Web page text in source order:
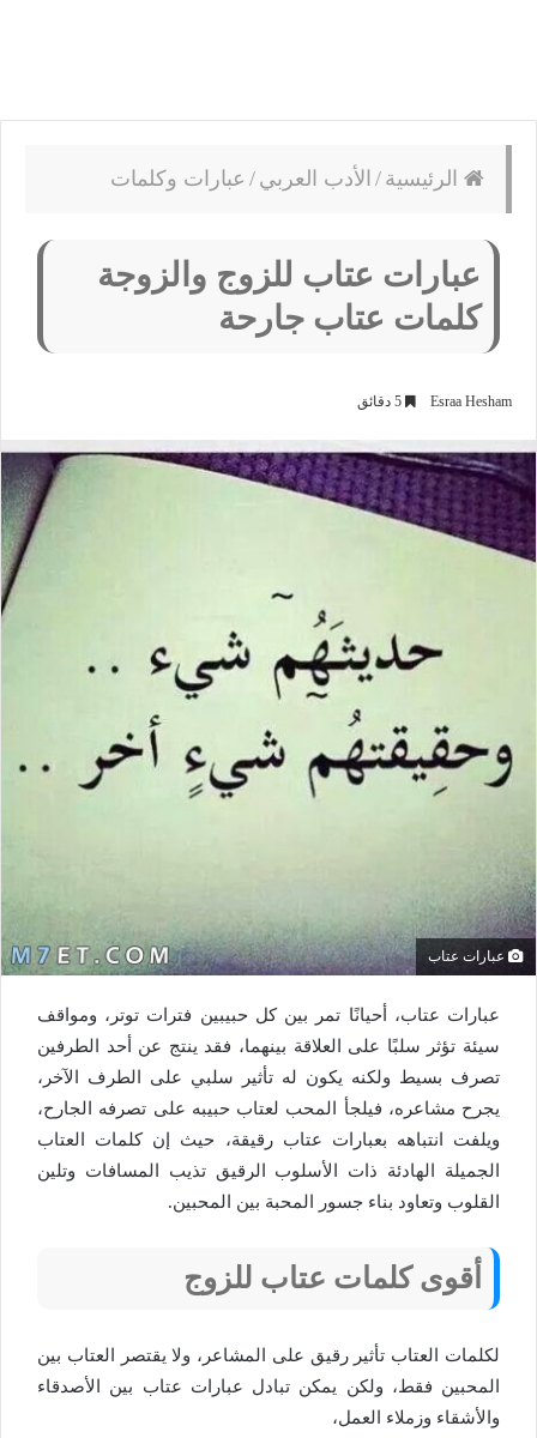
الرئيسية / الأدب العربي / عبارات وكلمات
عبارات عتاب للزوج والزوجة
كلمات عتاب جارحة
Esraa Hesham
عبارات عتاب
عبارات عتاب، أحيانًا تمر بين كل حبيبين فترات توتر، ومواقف
سيئة تؤثر سلبًا على العلاقة بينهما، فقد ينتج عن أحد الطرفين
تصرف بسيط ولكنه يكون له تأثير سلبي على الطرف الآخر،
يجرح مشاعره، فيلجأ المحب لعتاب حبيبه على تصرفه الجارح،
ويلفت انتباهه بعبارات عتاب رقيقة، حيث إن كلمات العتاب
الجميلة الهادئة ذات الأسلوب الرقيق تذيب المسافات وتلين
القلوب وتعاود بناء جسور المحبة بين المحبين.
أقوى كلمات عتاب للزوج
لكلمات العتاب تأثير رقيق على المشاعر، ولا يقتصر العتاب بين
المحبين فقط، ولكن يمكن تبادل عبارات عتاب بين الأصدقاء
والأشقاء وزملاء العمل،